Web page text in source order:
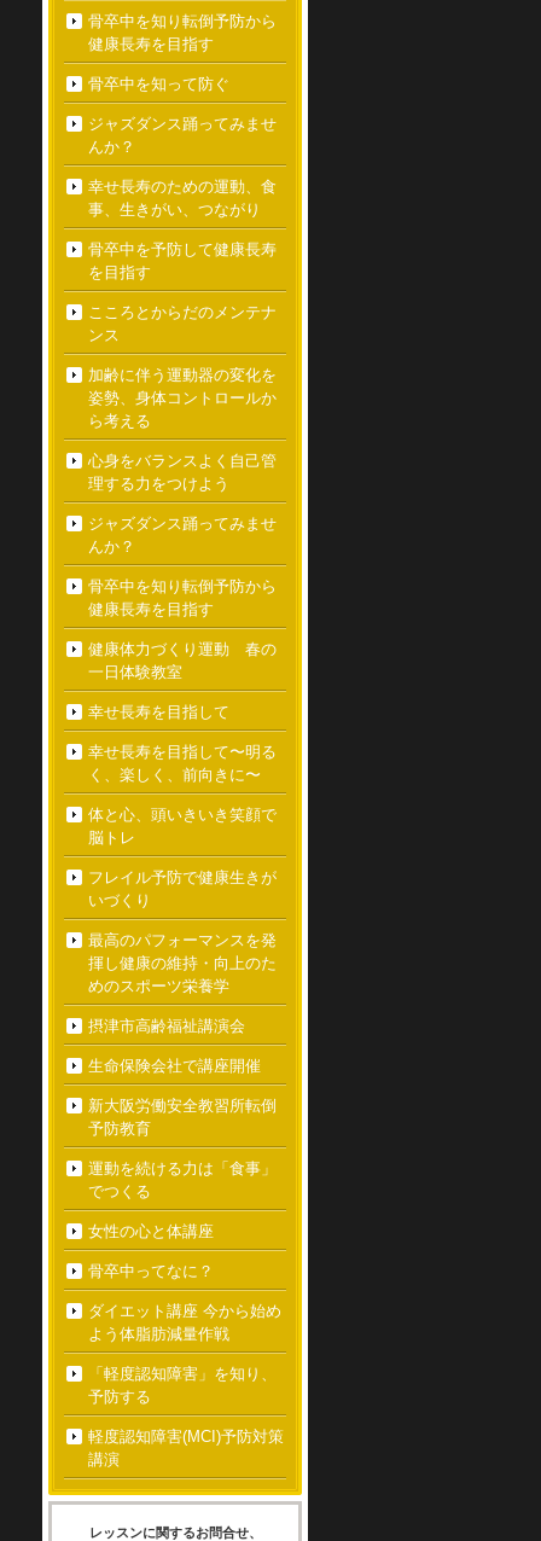
骨卒中を知り転倒予防から
健康長寿を目指す
骨卒中を知って防ぐ
ジャズダンス踊ってみませ
んか？
幸せ長寿のための運動、食
事、生きがい、つながり
骨卒中を予防して健康長寿
を目指す
こころとからだのメンテナ
ンス
加齢に伴う運動器の変化を
姿勢、身体コントロールか
ら考える
心身をバランスよく自己管
理する力をつけよう
ジャズダンス踊ってみませ
んか？
骨卒中を知り転倒予防から
健康長寿を目指す
健康体力づくり運動 春の
一日体験教室
幸せ長寿を目指して
幸せ長寿を目指して〜明る
く、楽しく、前向きに〜
体と心、頭いきいき笑顔で
脳トレ
フレイル予防で健康生きが
いづくり
最高のパフォーマンスを発
揮し健康の維持・向上のた
めのスポーツ栄養学
摂津市高齢福祉講演会
生命保険会社で講座開催
新大阪労働安全教習所転倒
予防教育
運動を続ける力は「食事」
でつくる
女性の心と体講座
骨卒中ってなに？
ダイエット講座 今から始め
よう体脂肪減量作戦
「軽度認知障害」を知り、
予防する
軽度認知障害(MCI)予防対策
講演
レッスンに関するお問合せ、